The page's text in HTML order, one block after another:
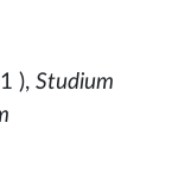
), Studium